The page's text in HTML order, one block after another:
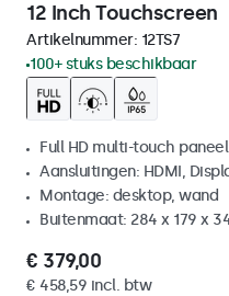
12 Inch Touchscreen
Artikelnummer: 12TS7
100+ stuks beschikbaar
Full HD multi-touch paneel
Aansluitingen: HDMI,
Montage: desktop, wand
Buitenmaat: 284 x 179 x
€ 379,00
€ 458,59 incl. btw